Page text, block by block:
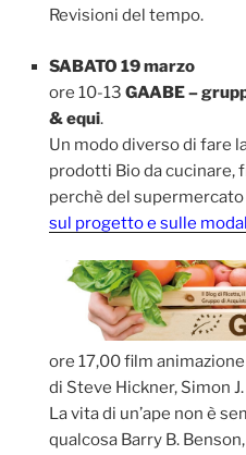
Revisioni del tempo.
SABATO 19 marzo
ore 10-13 GAABE –
& equi.
Un modo diverso di fare
prodotti Bio da cucinare,
perchè del supermercato
sul progetto e sulle
ore 17,00 film animazione
di Steve Hickner, Simon
La vita di un’ape non è
qualcosa Barry B.